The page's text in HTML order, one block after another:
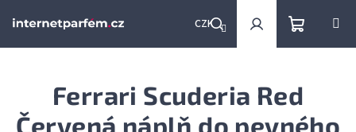
CZK
Hledat PřihlášeníNákupní
košík
Ferrari Scuderia Red
Červená náplň do pevného